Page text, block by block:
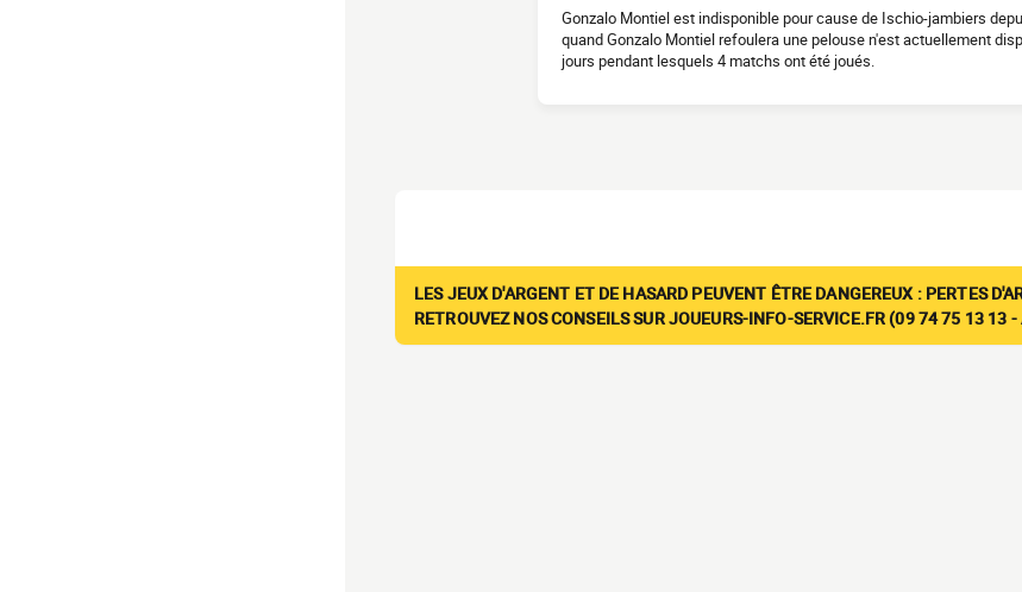
Gonzalo Montiel est indisponible pour cause de Ischio-jambiers
quand Gonzalo Montiel refoulera une pelouse n'est actuellement
jours pendant lesquels 4 matchs ont été joués.
LES JEUX D'ARGENT ET DE HASARD PEUVENT ÊTRE DANGEREUX : PERTES
RETROUVEZ NOS CONSEILS SUR JOUEURS-INFO-SERVICE.FR (09 74 75 13 13